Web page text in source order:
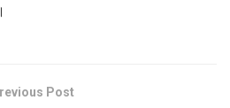
Post